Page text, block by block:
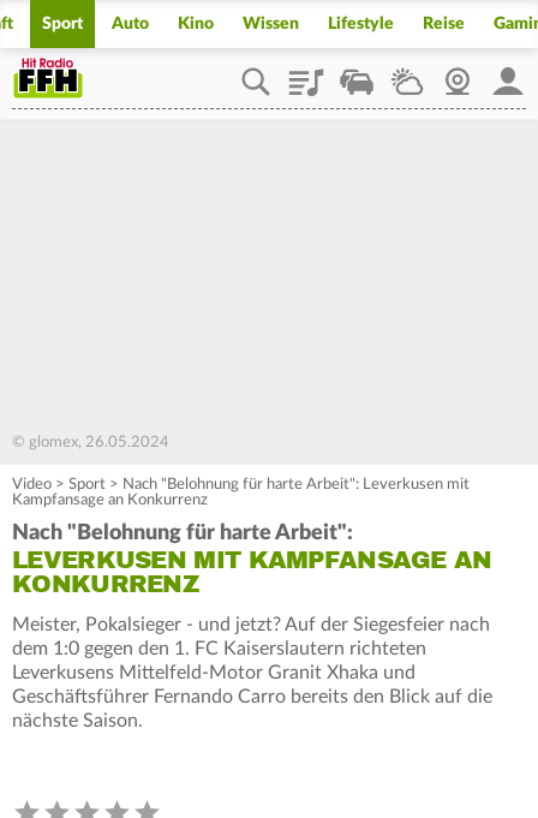
Sport Auto Kino Wissen Lifestyle Reise
PlaylistStaupilotWetterWebcam
© glomex, 26.05.2024
Video > Sport > Nach "Belohnung für harte Arbeit": Leverkusen mit
Kampfansage an Konkurrenz
Nach "Belohnung für harte Arbeit":
LEVERKUSEN MIT KAMPFANSAGE AN
KONKURRENZ
Meister, Pokalsieger - und jetzt? Auf der Siegesfeier nach
dem 1:0 gegen den 1. FC Kaiserslautern richteten
Leverkusens Mittelfeld-Motor Granit Xhaka und
Geschäftsführer Fernando Carro bereits den Blick auf die
nächste Saison.